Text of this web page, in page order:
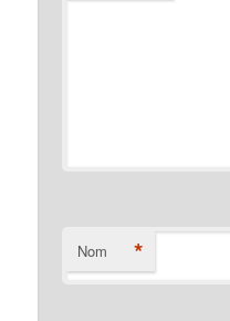
Nom *